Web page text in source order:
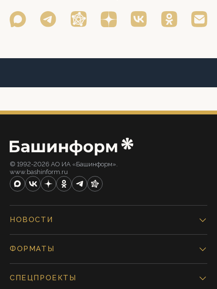
© 1992-2026 АО ИА «Башинформ».
www.bashinform.ru
НОВОСТИ
ФОРМАТЫ
СПЕЦПРОЕКТЫ